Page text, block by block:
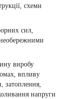
схеми
сил,
виробу
впливу
затоплення,
напруги